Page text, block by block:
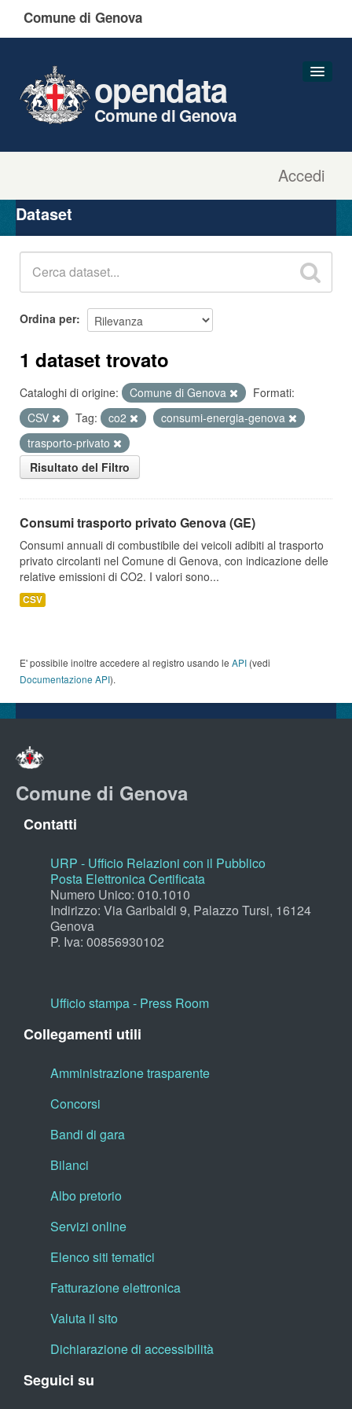
Comune di Genova
Accedi
opendata
Comune di Genova
Organizzazioni
Gruppi
Dataset
Ordina per
1 dataset trovato
Cataloghi di origine: Comune di Genova
Formati:
CSV
Tag: co2
consumi-energia-genova
trasporto-privato
Risultato del Filtro
Consumi trasporto privato Genova (GE)
Consumi annuali di combustibile dei veicoli adibiti al trasporto
privato circolanti nel Comune di Genova, con indicazione delle
relative emissioni di CO2. I valori sono...
CSV
E' possibile inoltre accedere al registro usando le API (vedi
Documentazione API).
Comune di Genova
Contatti
URP - Ufficio Relazioni con il Pubblico
Posta Elettronica Certificata
Numero Unico: 010.1010
Indirizzo: Via Garibaldi 9, Palazzo Tursi, 16124
Genova
P. Iva: 00856930102
Ufficio stampa - Press Room
Collegamenti utili
Amministrazione trasparente
Concorsi
Bandi di gara
Bilanci
Albo pretorio
Servizi online
Elenco siti tematici
Fatturazione elettronica
Valuta il sito
Dichiarazione di accessibilità
Seguici su